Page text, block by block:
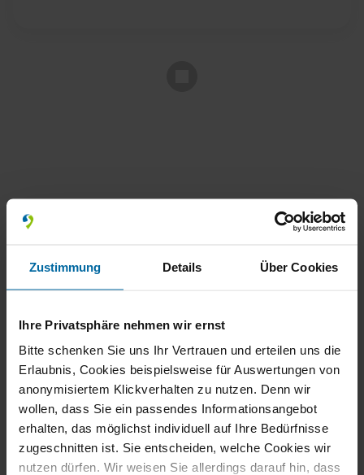
Zustimmung Details Über Cookies
Ihre Privatsphäre nehmen wir ernst
Bitte schenken Sie uns Ihr Vertrauen und erteilen uns die
Erlaubnis, Cookies beispielsweise für Auswertungen von
anonymisiertem Klickverhalten zu nutzen. Denn wir
wollen, dass Sie ein passendes Informationsangebot
erhalten, das möglichst individuell auf Ihre Bedürfnisse
zugeschnitten ist. Sie entscheiden, welche Cookies wir
nutzen dürfen. Wir weisen Sie allerdings darauf hin, dass
Unsere Auszeichnungen
schaffer-mobil
Wohnmobile GmbH
4.9
184 Bewertungen
100%
Weiterempfehlungen
100%Fahrzeug wie
beschrieben
Bereitgestellt von